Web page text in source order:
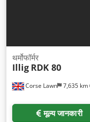
Corse Lawn 7,635 km
थर्मोफॉर्मर
Illig RDK 80
मूल्य जानकारी